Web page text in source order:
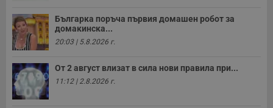
Българка поръча първия домашен робот за
домакинска...
20:03 | 5.8.2026 г.
От 2 август влизат в сила нови правила при...
11:12 | 2.8.2026 г.